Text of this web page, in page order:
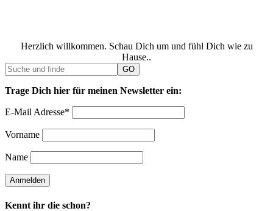
Herzlich willkommen. Schau Dich um und fühl Dich wie zu
Hause..
Trage Dich hier für meinen Newsletter ein:
E-Mail Adresse*
Vorname
Name
Kennt ihr die schon?